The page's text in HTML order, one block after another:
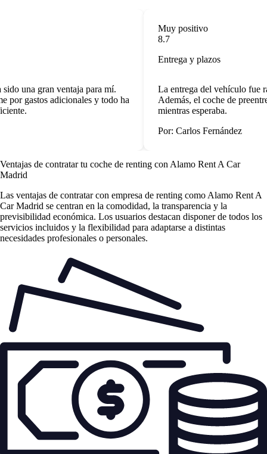
una gran ventaja para mí.
por gastos adicionales y todo ha
Muy positivo
8.7
Entrega y plazos
La entrega del vehículo fue
Además, el coche de
mientras esperaba.
Por: Carlos Fernández
Ventajas de contratar tu coche de renting con Alamo Rent A Car
Madrid
Las ventajas de contratar con empresa de renting como Alamo Rent A
Car Madrid se centran en la comodidad, la transparencia y la
previsibilidad económica. Los usuarios destacan disponer de todos los
servicios incluidos y la flexibilidad para adaptarse a distintas
necesidades profesionales o personales.